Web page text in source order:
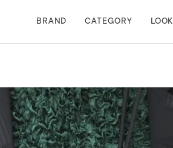
BRAND CATEGORY LOOK